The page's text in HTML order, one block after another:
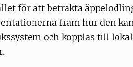
för att betrakta
fram hur den
och kopplas till